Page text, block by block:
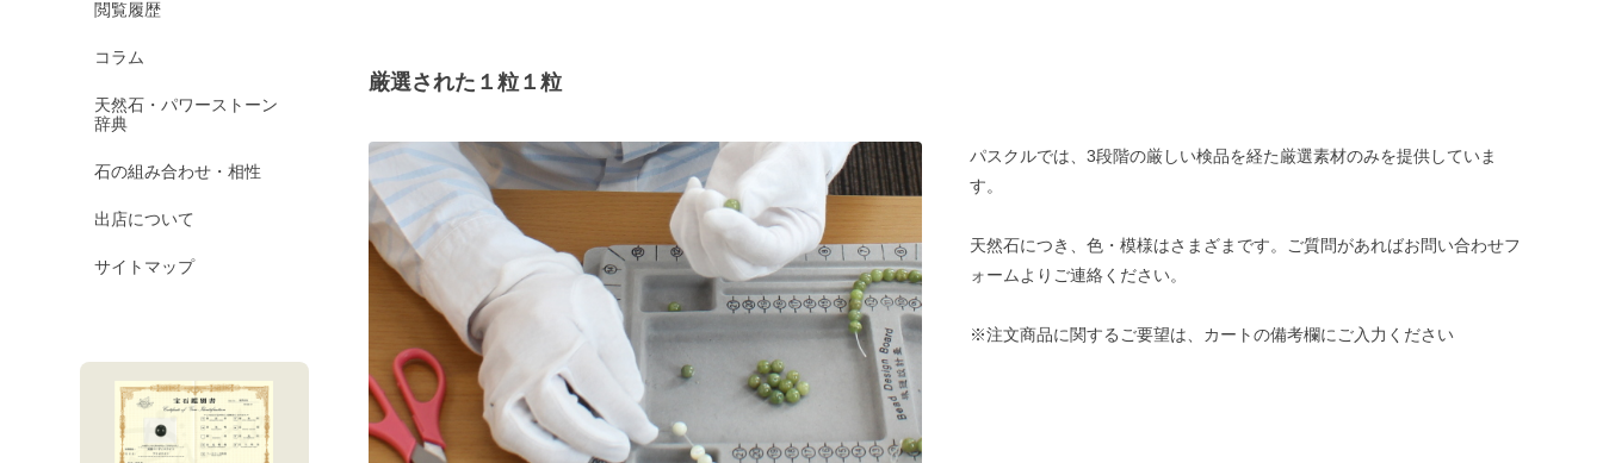
閲覧履歴
コラム
天然石・パワーストーン
辞典
石の組み合わせ・相性
出店について
サイトマップ
厳選された１粒１粒
パスクルでは、3段階の厳しい検品を経た厳選素材のみを提供していま
す。
天然石につき、色・模様はさまざまです。ご質問があればお問い合わせフ
ォームよりご連絡ください。
※注文商品に関するご要望は、カートの備考欄にご入力ください